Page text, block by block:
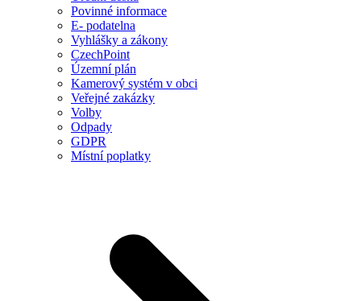
Povinné informace
E- podatelna
Vyhlášky a zákony
CzechPoint
Územní plán
Kamerový systém v obci
Veřejné zakázky
Volby
Odpady
GDPR
Místní poplatky